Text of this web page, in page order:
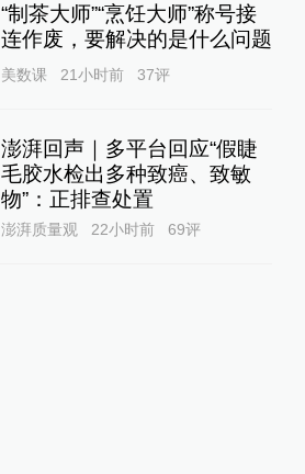
“制茶大师”“烹饪大师”称号接
连作废，要解决的是什么问题
美数课 21小时前 37评
澎湃回声｜多平台回应“假睫
毛胶水检出多种致癌、致敏
物”：正排查处置
澎湃质量观 22小时前 69评